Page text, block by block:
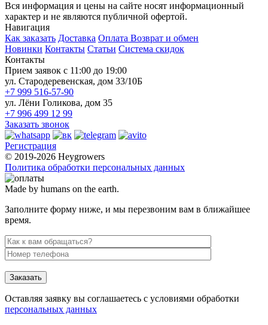
Вся информация и цены на сайте носят информационный
характер и не являются публичной офертой.
Навигация
Как заказать Доставка Оплата Возврат и обмен
Новинки Контакты Статьи Система скидок
Контакты
Прием заявок с 11:00 до 19:00
ул. Стародеревенская, дом 33/10Б
+7 999 516-57-90
ул. Лёни Голикова, дом 35
+7 996 499 12 99
Заказать звонок
Регистрация
© 2019-2026 Heygrowers
Политика обработки персональных данных
Made by humans on the earth.
Заполните форму ниже, и мы перезвоним вам в ближайшее
время.
Заказать
Оставляя заявку вы соглашаетесь с условиями обработки
персональных данных